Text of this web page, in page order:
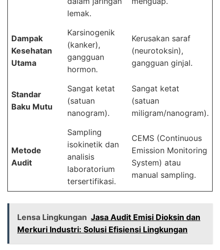
lemak.
Dampak
Kesehatan
Utama
Karsinogenik
(kanker),
gangguan
hormon.
Kerusakan saraf
(neurotoksin),
gangguan ginjal.
Standar
Baku Mutu
Sangat ketat
(satuan
nanogram).
Sangat ketat
(satuan
miligram/nanogram).
Metode
Audit
Sampling
isokinetik dan
analisis
laboratorium
tersertifikasi.
CEMS (Continuous
Emission Monitoring
System) atau
manual sampling.
Lensa Lingkungan Jasa Audit Emisi Dioksin dan
Merkuri Industri: Solusi Efisiensi Lingkungan